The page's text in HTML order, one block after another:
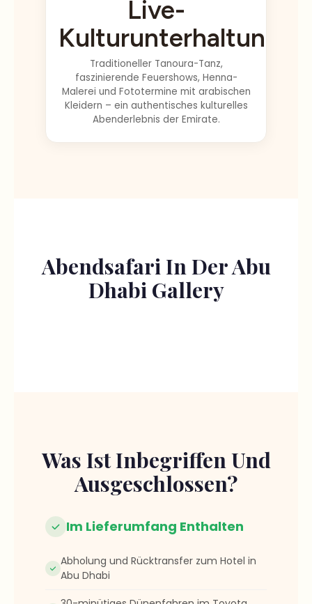
Tipp, wenn man
auf Booten
etwas Seekrank
wird. Ich
empfehle
dringend, eine
halbe Stunde
Dünen
Kein Video oder
Bild wird jemals
rechtfertigen.
Grüße aus
Kanada
Kulturunterhaltung
Traditioneller Tanoura-Tanz,
faszinierende Feuershows, Henna-
Malerei und Fototermine mit arabischen
Kleidern – ein authentisches kulturelles
Abenderlebnis der Emirate.
Dhabi Gallery
Ausgeschlossen?
Abu Dhabi
Land Cruiser